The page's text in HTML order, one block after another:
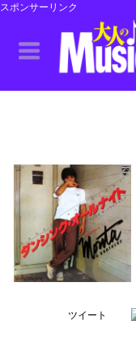
スポンサーリンク
ツイート